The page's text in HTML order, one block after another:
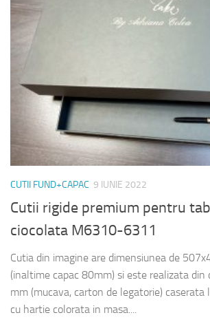
CUTII FUND+CAPAC 9 IUNIE 2022
Cutii rigide premium pentru
ciocolata M6310-6311
Cutia din imagine are dimensiunea de
(inaltime capac 80mm) si este realizata din
mm (mucava, carton de legatorie) caserata
cu hartie colorata in masa....